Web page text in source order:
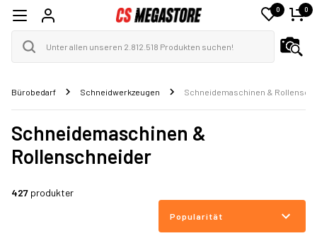
0 0
Bürobedarf Schneidwerkzeugen Schneidemaschinen &
Schneidemaschinen &
Rollenschneider
427 produkter
Popularität